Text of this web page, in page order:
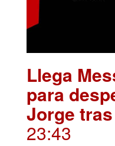
Llega
para
Jorge
23:43